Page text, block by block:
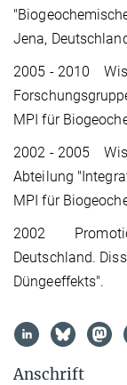
Jena,
2005 - 2010
MPI für
2002 - 2005
Abteilung
MPI für
2002 Promotion
Deutschland.
Düngeeffekts".
Anschrift